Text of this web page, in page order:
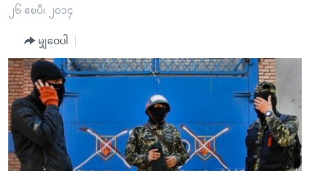
ပင်မ
ကျော်
ကြည့်
ရန်
ပင်မ
ညွန်း
အစ္စရေး-ပါလက်စတိုင်း
အင်္ဂလိပ်စာလေ့လာမယ်
အမေရိကန်သုံးအီဒီယံ
မကြေးမုံရဲ့ အင်္ဂလိပ်စာ
ရုပ်ရှင်ထဲက အင်္ဂလိပ်စာ
သုတပဒေသာ အင်္ဂလိပ်စာ
အပတ်စဉ်ကဏ္ဍများ
ရေဒီယို
တီဗွီ
ရေဒီယိုနှင့်ရုပ်သံ အချက်အလက်များ
ရေဒီယို/တီဗွီအစီအစဉ်
Learning English
၂၆ ဧၿပီ၊ ၂၀၁၄
မျှဝေပါ